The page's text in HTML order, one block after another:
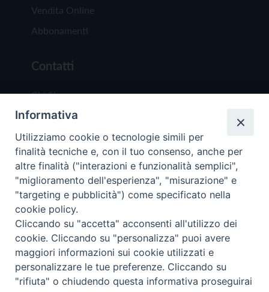
Vendita Online
Abbonamenti
Contatti
Chi Siamo
Redazione
Scrivici
Copyright © 2019 - Tutti i diritti riservati - Vita
Trentina Editrice
Privacy Policy
Torna
Informativa
Utilizziamo cookie o tecnologie simili per
finalità tecniche e, con il tuo consenso, anche per
altre finalità ("interazioni e funzionalità semplici",
"miglioramento dell'esperienza", "misurazione" e
"targeting e pubblicità") come specificato nella
cookie policy.
Cliccando su "accetta" acconsenti all'utilizzo dei
cookie. Cliccando su "personalizza" puoi avere
maggiori informazioni sui cookie utilizzati e
personalizzare le tue preferenze. Cliccando su
"rifiuta" o chiudendo questa informativa proseguirai